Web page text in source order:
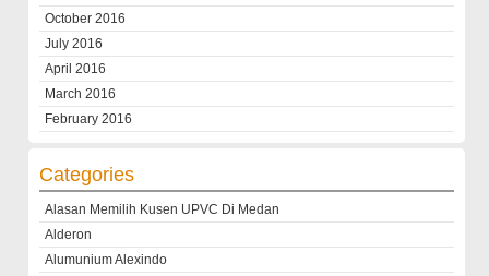
October 2016
July 2016
April 2016
March 2016
February 2016
Categories
Alasan Memilih Kusen UPVC Di Medan
Alderon
Alumunium Alexindo